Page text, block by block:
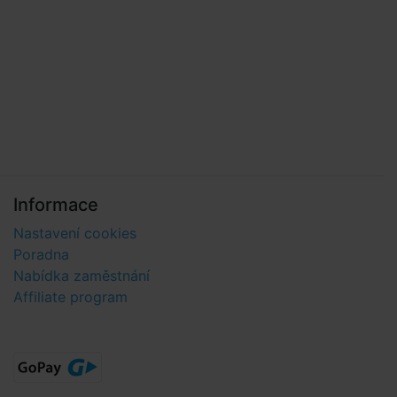
Informace
Nastavení cookies
Poradna
Nabídka zaměstnání
Affiliate program